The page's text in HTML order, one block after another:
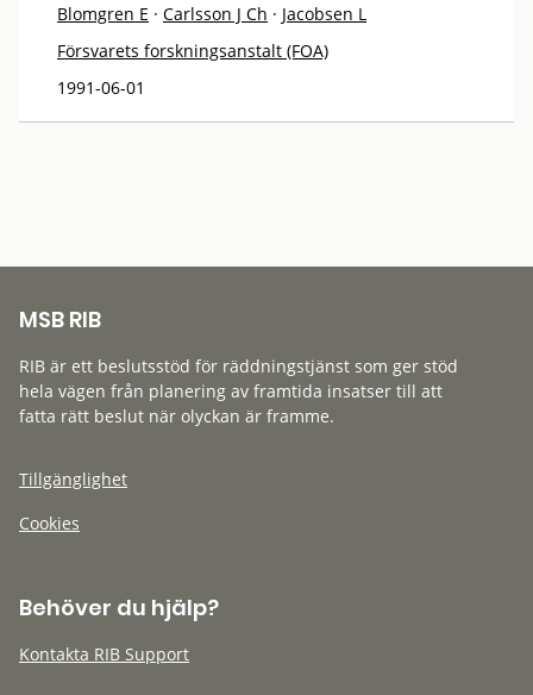
Blomgren E · Carlsson J Ch · Jacobsen L
Försvarets forskningsanstalt (FOA)
1991-06-01
MSB RIB
RIB är ett beslutsstöd för räddningstjänst som ger stöd
hela vägen från planering av framtida insatser till att
fatta rätt beslut när olyckan är framme.
Tillgänglighet
Cookies
Behöver du hjälp?
Kontakta RIB Support